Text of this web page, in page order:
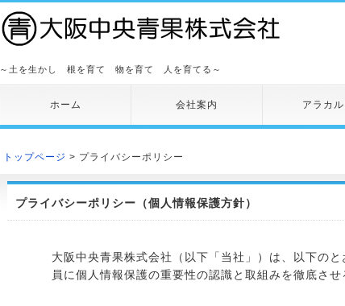
～土を生かし 根を育て 物を育て 人を育てる～
ホーム 会社案内 アラカル
トップページ > プライバシーポリシー
プライバシーポリシー（個人情報保護方針）
大阪中央青果株式会社（以下「当社」）は、以下の
員に個人情報保護の重要性の認識と取組みを徹底さ